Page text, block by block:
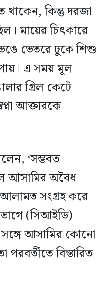
থাকেন, কিন্তু দরজা
মায়ের চিৎকারে
ভেতরে ঢুকে শিশু
এ সময় মূল
গ্রিল কেটে
আক্তারকে
‘সম্ভবত
আসামির অবৈধ
সংগ্রহ করে
(সিআইডি)
সঙ্গে আসামির কোনো
পরবর্তীতে বিস্তারিত